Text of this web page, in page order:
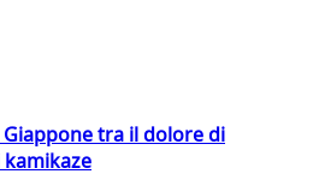
tra il dolore di